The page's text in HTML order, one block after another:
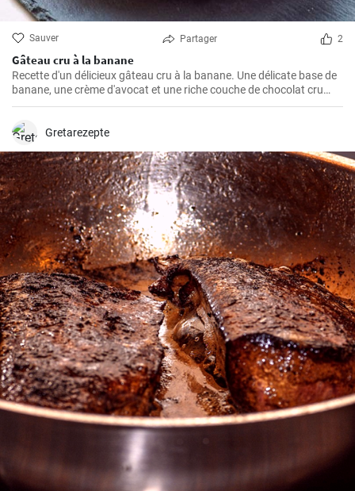
Sauver Partager 2
Gâteau cru à la banane
Recette d'un délicieux gâteau cru à la banane. Une délicate base de
banane, une crème d'avocat et une riche couche de chocolat cru
créent une parfaite harmonie de saveurs.
Gretarezepte